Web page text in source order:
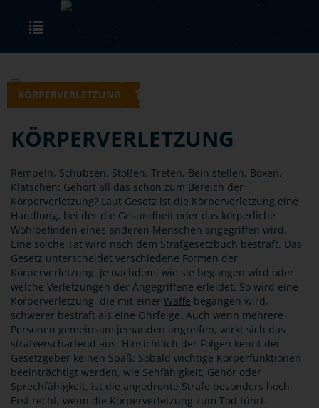
Skip to main content
KÖRPERVERLETZUNG
KÖRPERVERLETZUNG
Rempeln, Schubsen, Stoßen, Treten, Bein stellen, Boxen,
Klatschen: Gehört all das schon zum Bereich der
Körperverletzung? Laut Gesetz ist die Körperverletzung eine
Handlung, bei der die Gesundheit oder das körperliche
Wohlbefinden eines anderen Menschen angegriffen wird.
Eine solche Tat wird nach dem Strafgesetzbuch bestraft. Das
Gesetz unterscheidet verschiedene Formen der
Körperverletzung, je nachdem, wie sie begangen wird oder
welche Verletzungen der Angegriffene erleidet. So wird eine
Körperverletzung, die mit einer Waffe begangen wird,
schwerer bestraft als eine Ohrfeige. Auch wenn mehrere
Personen gemeinsam jemanden angreifen, wirkt sich das
strafverschärfend aus. Hinsichtlich der Folgen kennt der
Gesetzgeber keinen Spaß: Sobald wichtige Körperfunktionen
beeinträchtigt werden, wie Sehfähigkeit, Gehör oder
Sprechfähigkeit, ist die angedrohte Strafe besonders hoch.
Erst recht, wenn die Körperverletzung zum Tod führt.